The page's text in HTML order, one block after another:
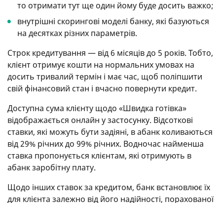
то отримати тут ще один йому буде досить важко;
внутрішні скорингові моделі банку, які базуються
на десятках різних параметрів.
Строк кредитування — від 6 місяців до 5 років. Тобто,
клієнт отримує кошти на нормальних умовах на
досить тривалий термін і має час, щоб поліпшити
свій фінансовий стан і вчасно повернути кредит.
Доступна сума клієнту щодо «Швидка готівка»
відображається онлайн у застосунку. Відсоткові
ставки, які можуть бути задіяні, в абанк коливаються
від 29% річних до 99% річних. Водночас найменша
ставка пропонується клієнтам, які отримують в
абанк заробітну плату.
Щодо інших ставок за кредитом, банк встановлює їх
для клієнта залежно від його надійності, порахованої